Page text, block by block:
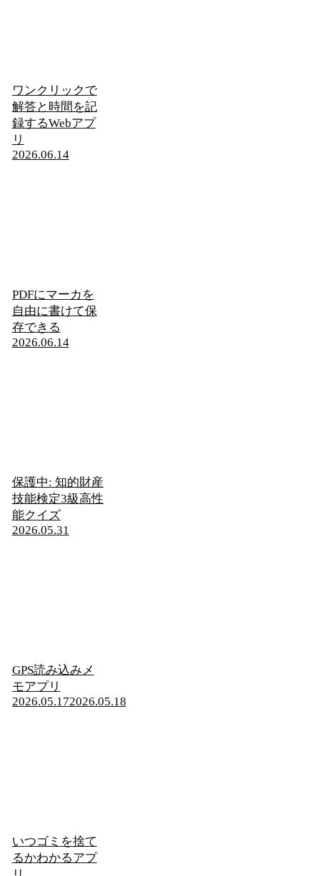
ワンクリックで
解答と時間を記
録するWebアプ
リ
2026.06.14
PDFにマーカを
自由に書けて保
存できる
2026.06.14
保護中: 知的財産
技能検定3級高性
能クイズ
2026.05.31
GPS読み込みメ
モアプリ
2026.05.172026.05.18
いつゴミを捨て
るかわかるアプ